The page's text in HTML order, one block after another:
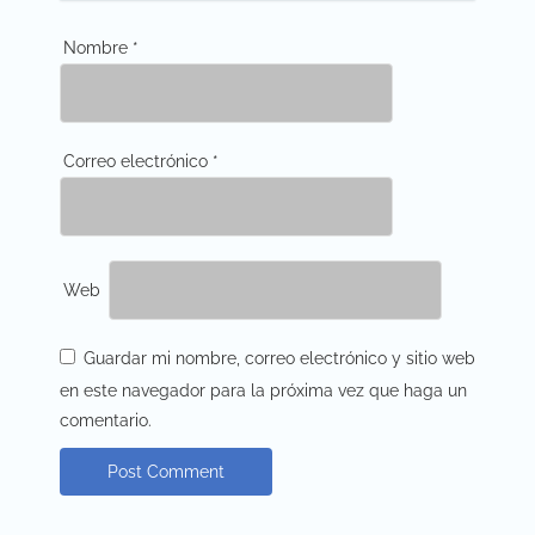
Nombre *
Correo electrónico *
Web
Guardar mi nombre, correo electrónico y sitio web
en este navegador para la próxima vez que haga un
comentario.